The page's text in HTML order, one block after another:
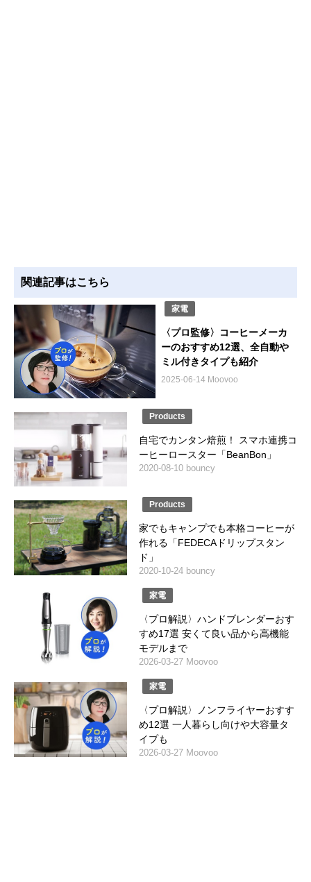
関連記事はこちら
家電
〈プロ監修〉コーヒーメーカ
ーのおすすめ12選、全自動や
ミル付きタイプも紹介
2025-06-14 Moovoo
Products
自宅でカンタン焙煎！ スマホ連携コ
ーヒーロースター「BeanBon」
2020-08-10 bouncy
Products
家でもキャンプでも本格コーヒーが
作れる「FEDECAドリップスタン
ド」
2020-10-24 bouncy
家電
〈プロ解説〉ハンドブレンダーおす
すめ17選 安くて良い品から高機能
モデルまで
2026-03-27 Moovoo
家電
〈プロ解説〉ノンフライヤーおすす
め12選 一人暮らし向けや大容量タ
イプも
2026-03-27 Moovoo